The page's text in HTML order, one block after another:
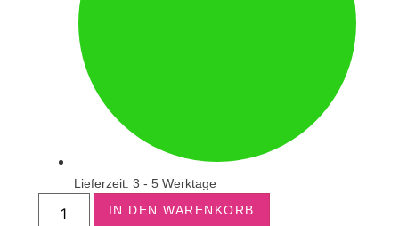
Lieferzeit: 3 - 5 Werktage
IN DEN WARENKORB